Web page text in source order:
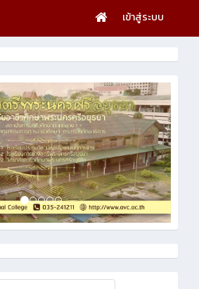
เข้าสู่ระบบ